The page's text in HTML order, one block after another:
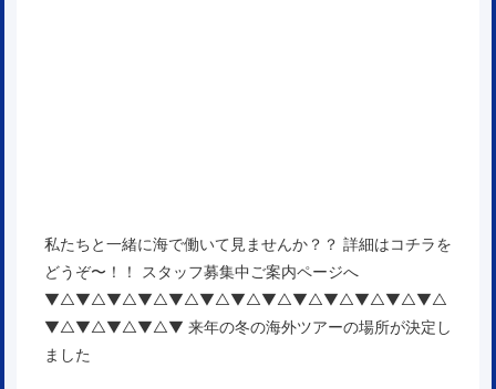
私たちと一緒に海で働いて見ませんか？？ 詳細はコチラを
どうぞ〜！！
スタッフ募集中ご案内ページへ
▼△▼△▼△▼△▼△▼△▼△▼△▼△▼△▼△▼△▼△
▼△▼△▼△▼△▼ 来年の冬の海外ツアーの場所が決定し
ました